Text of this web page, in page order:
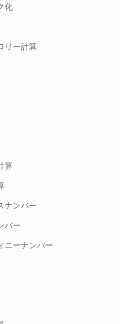
化
リー計算
算
ナンバー
バー
ニーナンバー